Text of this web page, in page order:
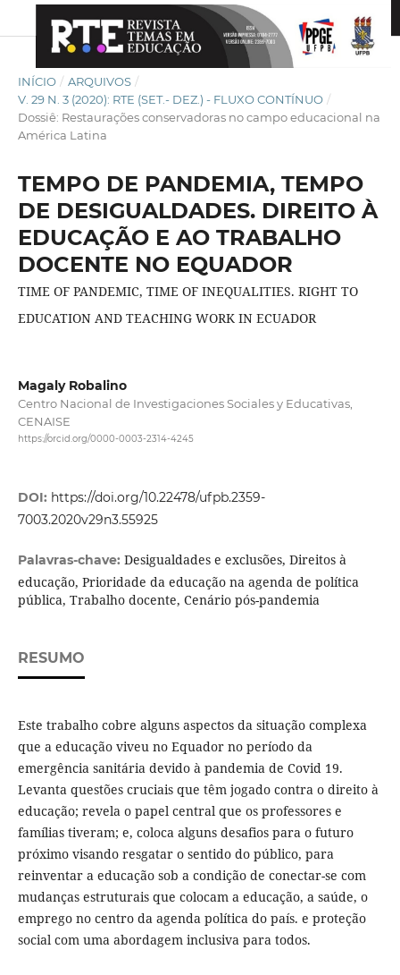
INÍCIO / ARQUIVOS /
V. 29 N. 3 (2020): RTE (SET.- DEZ.) - FLUXO CONTÍNUO /
Dossiê: Restaurações conservadoras no campo educacional na
América Latina
TEMPO DE PANDEMIA, TEMPO
DE DESIGUALDADES. DIREITO À
EDUCAÇÃO E AO TRABALHO
DOCENTE NO EQUADOR
TIME OF PANDEMIC, TIME OF INEQUALITIES. RIGHT TO
EDUCATION AND TEACHING WORK IN ECUADOR
Magaly Robalino
Centro Nacional de Investigaciones Sociales y Educativas,
CENAISE
https://orcid.org/0000-0003-2314-4245
DOI: https://doi.org/10.22478/ufpb.2359-
7003.2020v29n3.55925
Palavras-chave: Desigualdades e exclusões, Direitos à
educação, Prioridade da educação na agenda de política
pública, Trabalho docente, Cenário pós-pandemia
RESUMO
Este trabalho cobre alguns aspectos da situação complexa
que a educação viveu no Equador no período da
emergência sanitária devido à pandemia de Covid 19.
Levanta questões cruciais que têm jogado contra o direito à
educação; revela o papel central que os professores e
famílias tiveram; e, coloca alguns desafios para o futuro
próximo visando resgatar o sentido do público, para
reinventar a educação sob a condição de conectar-se com
mudanças estruturais que colocam a educação, a saúde, o
emprego no centro da agenda política do país. e proteção
social com uma abordagem inclusiva para todos.